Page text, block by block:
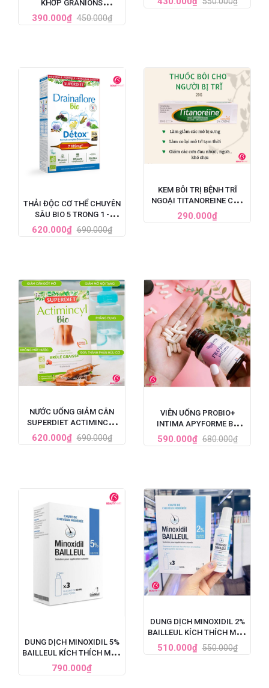
KHỚP GRANIONS
CHONDROSTEO
ARTICULATIONS CỦA
390.000₫ 450.000₫
60 VIÊN
THẢI ĐỘC CƠ THỂ CHUYÊN
SÂU BIO 5 TRONG 1 -
SUPERDIET DRAINAFLORE
BIO DÉTOX
620.000₫ 690.000₫
KEM BÔI TRỊ BỆNH TRĨ
NGOẠI TITANOREINE CỦA
PHÁP 20G - GIẢM ĐAU
HIỆU QUẢ NHANH CHÓNG
290.000₫
NƯỚC UỐNG GIẢM CÂN
SUPERDIET ACTIMINCYL
BIO ĐỐT MỠ ĐA TẦNG CỦA
PHÁP
620.000₫ 690.000₫
VIÊN UỐNG PROBIO+
INTIMA APYFORME BỔ
SUNG LỢI KHUẨN VÙNG KÍN
60 VIÊN CỦA PHÁP
590.000₫ 680.000₫
DUNG DỊCH MINOXIDIL 5%
BAILLEUL KÍCH THÍCH MỌC
TÓC, TRỊ HÓI ĐẦU NẶNG
CHO NAM - SET 3 LỌ X
790.000₫
DUNG DỊCH MINOXIDIL 2%
BAILLEUL KÍCH THÍCH MỌC
TÓC, TRỊ HÓI ĐẦU (60ML)
510.000₫ 550.000₫